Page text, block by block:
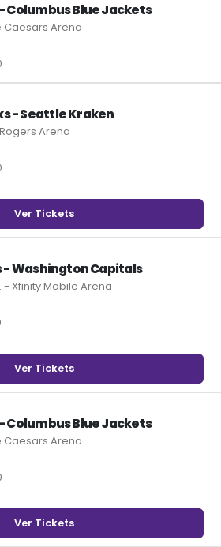
Columbus Blue Jackets
Caesars Arena
- Seattle Kraken
Arena
Ver Tickets
- Washington Capitals
- Xfinity Mobile Arena
Ver Tickets
Columbus Blue Jackets
Caesars Arena
Ver Tickets